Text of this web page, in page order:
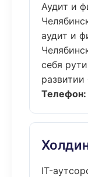
Аудит и
аудит и
себя
развитии
Телефон:
IT-